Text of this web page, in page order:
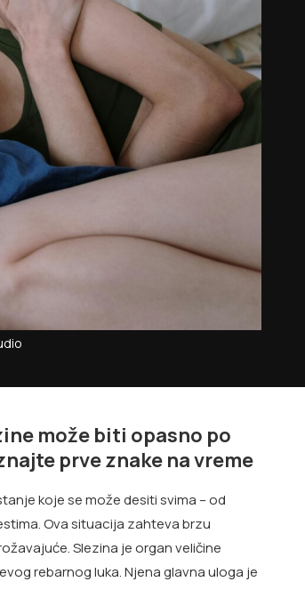
može biti opasno po
prve znake na vreme
koje se može desiti svima – od
Ova situacija zahteva brzu
Slezina je organ veličine
rebarnog luka. Njena glavna uloga je